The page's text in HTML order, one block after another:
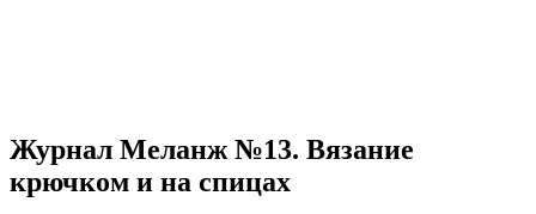
Журнал Меланж №13. Вязание
крючком и на спицах